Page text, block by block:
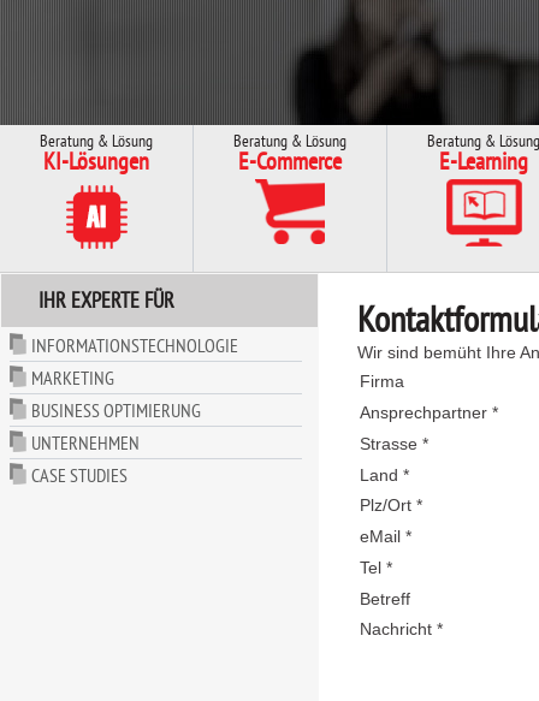
Beratung & Lösung
KI-Lösungen
Beratung & Lösung
E-Commerce
Beratung & Lösung
E-Learning
IHR EXPERTE FÜR
INFORMATIONSTECHNOLOGIE
MARKETING
BUSINESS OPTIMIERUNG
UNTERNEHMEN
CASE STUDIES
Wir sind bemüht Ihre
Firma
Ansprechpartner *
Strasse *
Land *
Plz/Ort *
eMail *
Tel *
Betreff
Nachricht *